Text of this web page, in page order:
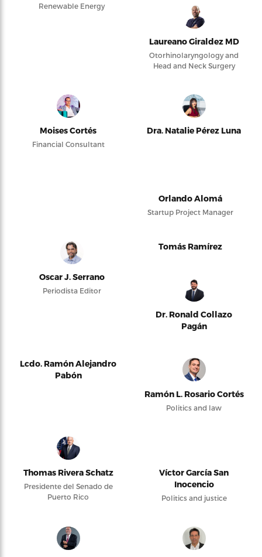
Renewable Energy
Laureano Giraldez MD
Otorhinolaryngology and
Head and Neck Surgery
Moises Cortés
Financial Consultant
Dra. Natalie Pérez Luna
Orlando Alomá
Startup Project Manager
Oscar J. Serrano
Periodista Editor
Tomás Ramírez
Dr. Ronald Collazo
Pagán
Lcdo. Ramón Alejandro
Pabón
Ramón L. Rosario Cortés
Politics and law
Thomas Rivera Schatz
Presidente del Senado de
Puerto Rico
Víctor García San
Inocencio
Politics and justice